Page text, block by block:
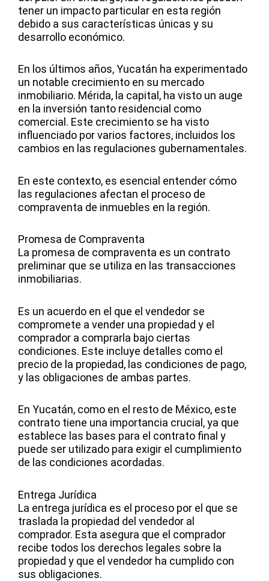
tener un impacto particular en esta región
debido a sus características únicas y su
desarrollo económico.
En los últimos años, Yucatán ha experimentado
un notable crecimiento en su mercado
inmobiliario. Mérida, la capital, ha visto un auge
en la inversión tanto residencial como
comercial. Este crecimiento se ha visto
influenciado por varios factores, incluidos los
cambios en las regulaciones gubernamentales.
En este contexto, es esencial entender cómo
las regulaciones afectan el proceso de
compraventa de inmuebles en la región.
Promesa de Compraventa
La promesa de compraventa es un contrato
preliminar que se utiliza en las transacciones
inmobiliarias.
Es un acuerdo en el que el vendedor se
compromete a vender una propiedad y el
comprador a comprarla bajo ciertas
condiciones. Este incluye detalles como el
precio de la propiedad, las condiciones de pago,
y las obligaciones de ambas partes.
En Yucatán, como en el resto de México, este
contrato tiene una importancia crucial, ya que
establece las bases para el contrato final y
puede ser utilizado para exigir el cumplimiento
de las condiciones acordadas.
Entrega Jurídica
La entrega jurídica es el proceso por el que se
traslada la propiedad del vendedor al
comprador. Esta asegura que el comprador
recibe todos los derechos legales sobre la
propiedad y que el vendedor ha cumplido con
sus obligaciones.